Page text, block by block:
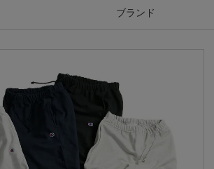
ブランド